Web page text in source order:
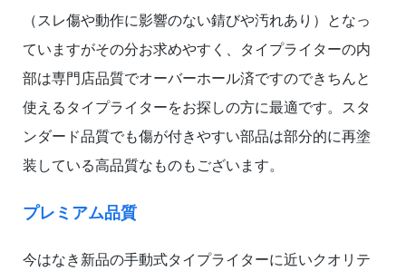
（スレ傷や動作に影響のない錆びや汚れあり）となっ
ていますがその分お求めやすく、タイプライターの内
部は専門店品質でオーバーホール済ですのできちんと
使えるタイプライターをお探しの方に最適です。スタ
ンダード品質でも傷が付きやすい部品は部分的に再塗
装している高品質なものもございます。
プレミアム品質
今はなき新品の手動式タイプライターに近いクオリテ